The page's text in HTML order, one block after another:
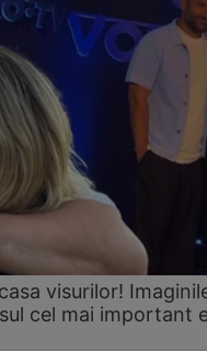
visurilor!
cel mai important